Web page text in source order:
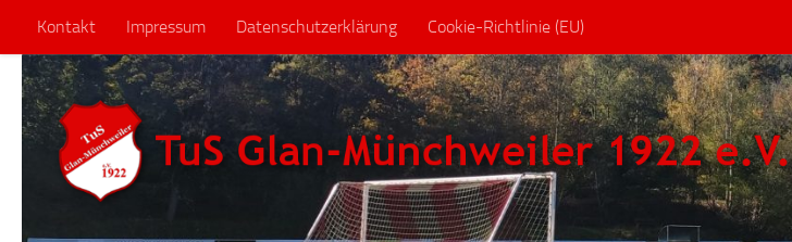
Zum Inhalt springen
Kontakt Impressum Datenschutzerklärung Cookie-Richtlinie (EU)